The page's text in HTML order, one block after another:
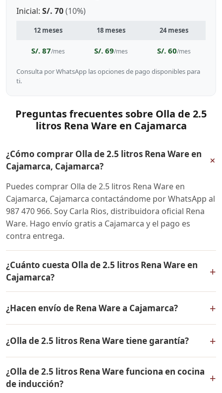
Inicial: S/. 70(10%)
12 meses 18 meses 24 meses
S/. 87/mes S/. 69/mes S/. 60/mes
Consulta por WhatsApp las opciones de pago disponibles para
ti.
Preguntas frecuentes sobre Olla de 2.5
litros Rena Ware en Cajamarca
¿Cómo comprar Olla de 2.5 litros Rena Ware en
Cajamarca, Cajamarca?
+
Puedes comprar Olla de 2.5 litros Rena Ware en
Cajamarca, Cajamarca contactándome por WhatsApp al
987 470 966. Soy Carla Rios, distribuidora oficial Rena
Ware. Hago envío gratis a Cajamarca y el pago es
contra entrega.
¿Cuánto cuesta Olla de 2.5 litros Rena Ware en
Cajamarca?
+
todo el Perú. Contáctame por WhatsApp para conocer
el precio actual, promociones disponibles y facilidades
de pago en cuotas desde el 10% de inicial.
¿Hacen envío de Rena Ware a Cajamarca? +
a Cajamarca, Cajamarca y a todo el Perú. El pago es
contra entrega.
¿Olla de 2.5 litros Rena Ware tiene garantía? +
vida contra defectos de fabricación. Todos los
productos Rena Ware están fabricados en acero
¿Olla de 2.5 litros Rena Ware funciona en cocina
de inducción?
+